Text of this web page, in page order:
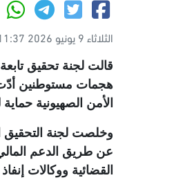
الثلاثاء 9 يونيو 2026 11:37 م
قالت لجنة تحقيق
هجمات مستوطنين أدّت
الأمن الصهيونية
وخلصت لجنة التحقيق
عن طريق الدعم
القضائية ووكالات